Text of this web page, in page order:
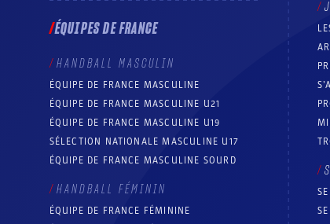
ÉQUIPES DE FRANCE
HANDBALL MASCULIN
ÉQUIPE DE FRANCE MASCULINE
ÉQUIPE DE FRANCE MASCULINE U21
ÉQUIPE DE FRANCE MASCULINE U19
SÉLECTION NATIONALE MASCULINE U17
ÉQUIPE DE FRANCE MASCULINE SOURD
HANDBALL FÉMININ
ÉQUIPE DE FRANCE FÉMININE